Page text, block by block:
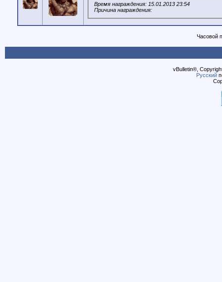
Время награждения: 15.01.2013 23:54
Причина награждения:
Часовой
vBulletin®,
Русский